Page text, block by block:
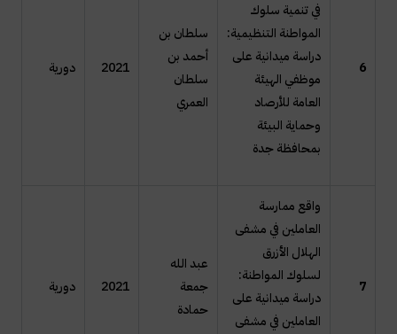
6
في تنمية سلوك
المواطنة التنظيمية:
دراسة ميدانية على
موظفي الهيئة
العامة للأرصاد
وحماية البيئة
بمحافظة جدة
سلطان بن
أحمد بن
سلطان
العمري
2021 دورية
7
واقع ممارسة
العاملين في مشفى
الهلال الأزرق
لسلوك المواطنة:
دراسة ميدانية على
العاملين في مشفى
عبد الله
جمعة
حمادة
2021 دورية